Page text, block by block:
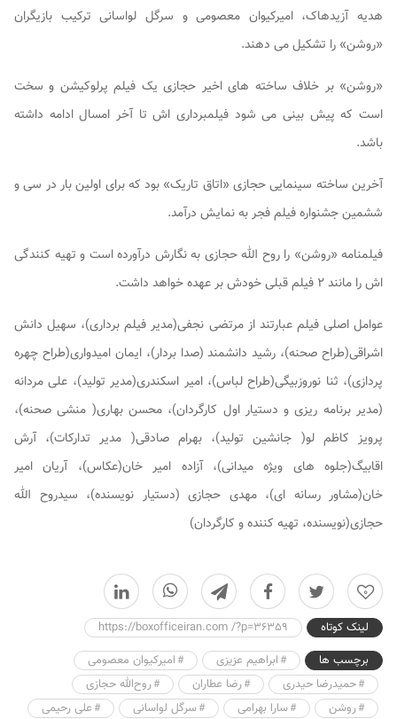
هدیه آزیدهاک، امیرکیوان معصومی و سرگل لواسانی ترکیب بازیگران
«روشن» را تشکیل می دهند.
«روشن» بر خلاف ساخته های اخیر حجازی یک فیلم پرلوکیشن و سخت
است که پیش بینی می شود فیلمبرداری اش تا آخر امسال ادامه داشته
باشد.
آخرین ساخته سینمایی حجازی «اتاق تاریک» بود که برای اولین بار در سی و
ششمین جشنواره فیلم فجر به نمایش درآمد.
فیلمنامه «روشن» را روح الله حجازی به نگارش درآورده است و تهیه کنندگی
اش را مانند ۲ فیلم قبلی خودش بر عهده خواهد داشت.
عوامل اصلی فیلم عبارتند از مرتضی نجفی(مدیر فیلم برداری)، سهیل دانش
اشراقی(طراح صحنه)، رشید دانشمند (صدا بردار)، ایمان امیدواری(طراح چهره
پردازی)، ثنا نوروزبیگی(طراح لباس)، امیر اسکندری(مدیر تولید)، علی مردانه
(مدیر برنامه ریزی و دستیار اول کارگردان)، محسن بهاری( منشی صحنه)،
پرویز کاظم لو( جانشین تولید)، بهرام صادقی( مدیر تدارکات)، آرش
اقابیگ(جلوه های ویژه میدانی)، آزاده امیر خان(عکاس)، آریان امیر
خان(مشاور رسانه ای)، مهدی حجازی (دستیار نویسنده)، سیدروح الله
حجازی(نویسنده، تهیه کننده و کارگردان)
0
لینک کوتاه
https://boxofficeiran.com /?p=36359
برچسب ها
ابراهیم عزیزی
امیرکیوان معصومی
حمیدرضا حیدری
رضا عطاران
روح‌الله حجازی
روشن
سارا بهرامی سرگل لواسانی
علی رحیمی